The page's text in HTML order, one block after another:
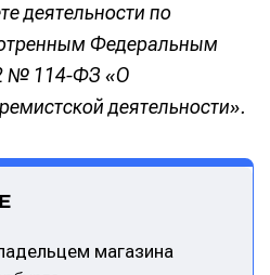
деятельности по
Федеральным
№ 114-ФЗ «О
деятельности».
магазина